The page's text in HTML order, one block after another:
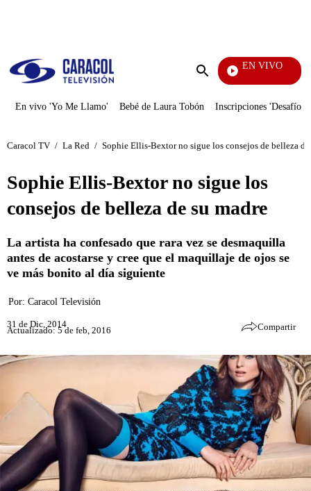
Enviar
EN VIVO
También Caerás
En vivo 'Yo Me Llamo' Bebé de Laura Tobón Inscripciones 'Desafío'
Caracol TV / La Red / Sophie Ellis-Bextor no sigue los consejos de belleza de
Sophie Ellis-Bextor no sigue los
consejos de belleza de su madre
La artista ha confesado que rara vez se desmaquilla
antes de acostarse y cree que el maquillaje de ojos se
ve más bonito al día siguiente
Por: Caracol Televisión
31 de Dic, 2014
Actualizado: 5 de feb, 2016 Compartir